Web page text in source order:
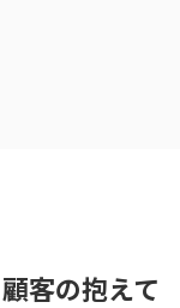
客の抱えて